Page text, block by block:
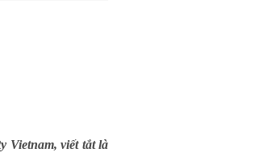
Vietnam, viết tắt là